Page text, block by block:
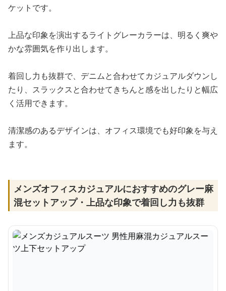
ケットです。
上品な印象を演出するライトグレーカラーは、明るく爽や
かな雰囲気を作り出します。
着回し力も抜群で、デニムと合わせてカジュアルダウンし
たり、スラックスと合わせてきちんと感を出したりと幅広
く活用できます。
清潔感のあるデザインは、オフィス環境でも好印象を与え
ます。
メンズオフィスカジュアルにおすすめのグレー麻
混セットアップ・上品な印象で着回し力も抜群